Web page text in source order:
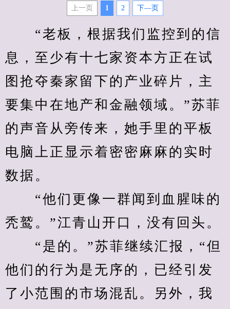
上一页 1 2 下—页
“老板，根据我们监控到的信
息，至少有十七家资本方正在试
图抢夺秦家留下的产业碎片，主
要集中在地产和金融领域。”苏菲
的声音从旁传来，她手里的平板
电脑上正显示着密密麻麻的实时
数据。
“他们更像一群闻到血腥味的
秃鹫。”江青山开口，没有回头。
“是的。”苏菲继续汇报，“但
他们的行为是无序的，已经引发
了小范围的市场混乱。另外，我